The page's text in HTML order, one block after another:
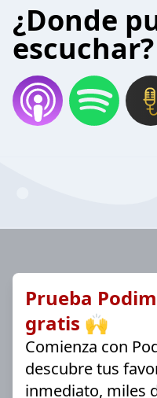
¿Donde
escuchar?
Prueba
gratis 🙌
Comienza con
descubre tus
inmediato, miles